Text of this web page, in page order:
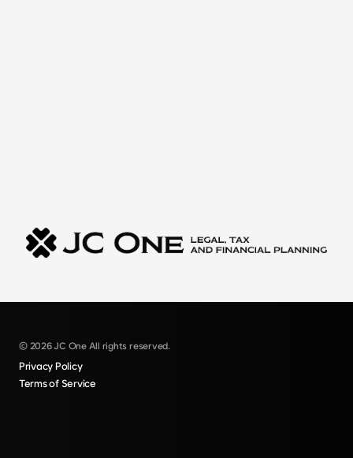
© 2026 JC One All rights reserved.
Privacy Policy
Terms of Service